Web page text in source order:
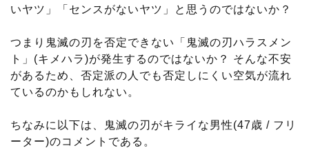
いヤツ」「センスがないヤツ」と思うのではないか？
つまり鬼滅の刃を否定できない「鬼滅の刃ハラスメン
ト」(キメハラ)が発生するのではないか？ そんな不安
があるため、否定派の人でも否定しにくい空気が流れ
ているのかもしれない。
ちなみに以下は、鬼滅の刃がキライな男性(47歳 / フリ
ーター)のコメントである。